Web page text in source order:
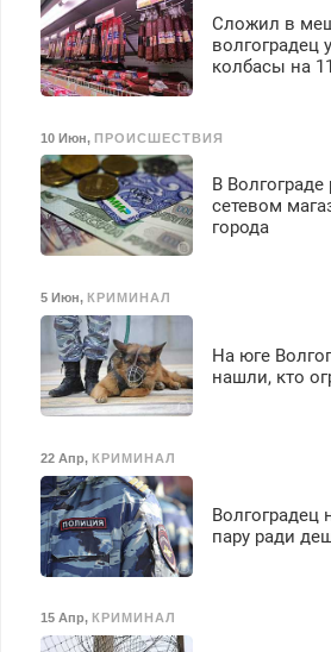
Сложил в
волгоградец
колбасы на
10 Июн, ПРОИСШЕСТВИЯ
В
сетевом
города
5 Июн, КРИМИНАЛ
На юге
нашли, кто
22 Апр, КРИМИНАЛ
Волгоградец
пару ради
15 Апр, КРИМИНАЛ